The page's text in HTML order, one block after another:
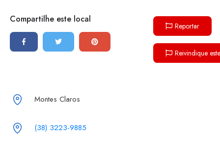
Compartilhe este local
Reportar
Reivindique
Montes Claros
(38) 3223-9885